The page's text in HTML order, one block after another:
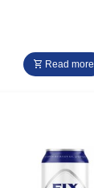
Read more